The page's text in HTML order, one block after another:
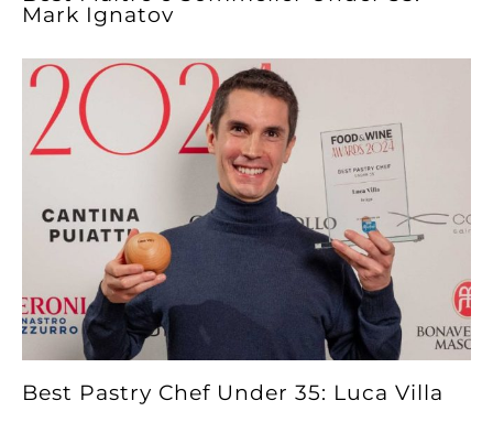
Mark Ignatov
Best Pastry Chef Under 35: Luca Villa